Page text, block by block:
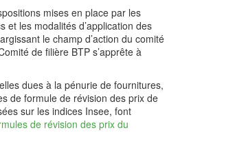
mises en place par les
les modalités d’application des
le champ d’action du comité
de filière BTP s’apprête à
dues à la pénurie de fournitures,
de formule de révision des prix de
sur les indices Insee, font
de révision des prix du